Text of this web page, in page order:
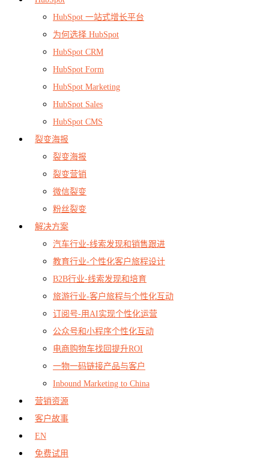
HubSpot 一站式增长平台
为何选择 HubSpot
HubSpot CRM
HubSpot Form
HubSpot Marketing
HubSpot Sales
HubSpot CMS
裂变海报
裂变海报
裂变营销
微信裂变
粉丝裂变
解决方案
汽车行业-线索发现和销售跟进
教育行业-个性化客户旅程设计
B2B行业-线索发现和培育
旅游行业-客户旅程与个性化互动
订阅号-用AI实现个性化运营
公众号和小程序个性化互动
电商购物车找回提升ROI
一物一码链接产品与客户
Inbound Marketing to China
营销资源
客户故事
EN
免费试用